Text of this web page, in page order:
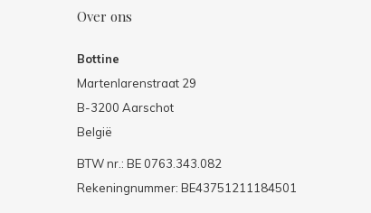
Over ons
Bottine
Martenlarenstraat 29
B-3200 Aarschot
België
BTW nr.: BE 0763.343.082
Rekeningnummer: BE43751211184501